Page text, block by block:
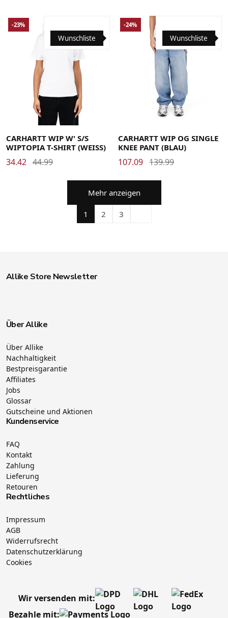
Medium Small X-Small
Wunschliste
-23%
CARHARTT WIP W' S/S
WIPTOPIA T-SHIRT (WEISS)
34.42 44.99
Wunschliste
-24%
CARHARTT WIP OG SINGLE
KNEE PANT (BLAU)
107.09 139.99
Mehr anzeigen
1 2 3
Allike Store Newsletter
Über Allike
Über Allike
Nachhaltigkeit
Bestpreisgarantie
Affiliates
Jobs
Glossar
Gutscheine und Aktionen
Kundenservice
FAQ
Kontakt
Zahlung
Lieferung
Retouren
Rechtliches
Impressum
AGB
Widerrufsrecht
Datenschutzerklärung
Cookies
Wir versenden mit:
Bezahle mit: